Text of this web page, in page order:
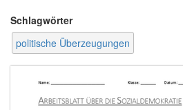
Schlagwörter
politische Überzeugungen